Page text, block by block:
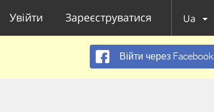
Увійти Зареєструватися Ua
Війти через Facebook